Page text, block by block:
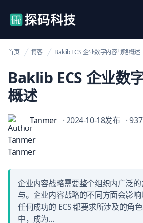
【官网】探码科技
首页 博客 Baklib ECS 企业数字内容战略概述
Baklib ECS 企业数
概述
Tanmer · 2024-10-18发布 ·
企业内容战略需要整个组织内广泛
与。企业内容战略的不同方面会影响
任何成功的 ECS 都要求所涉及的角
中，成为...